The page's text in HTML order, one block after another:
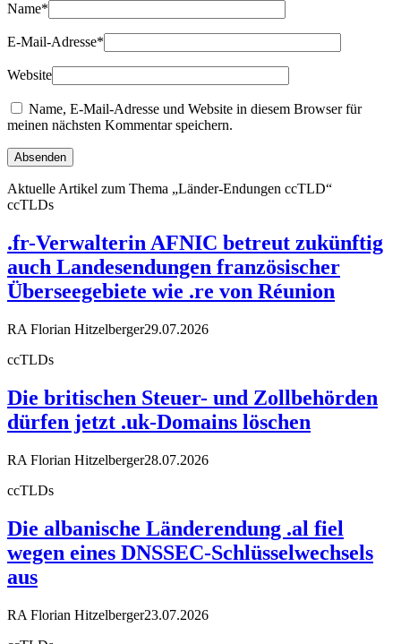
Name*
E-Mail-Adresse*
Website
Name, E-Mail-Adresse und Website in diesem Browser für
meinen nächsten Kommentar speichern.
Aktuelle Artikel zum Thema „Länder-Endungen ccTLD“
ccTLDs
.fr-Verwalterin AFNIC betreut zukünftig
auch Landesendungen französischer
Überseegebiete wie .re von Réunion
RA Florian Hitzelberger29.07.2026
ccTLDs
Die britischen Steuer- und Zollbehörden
dürfen jetzt .uk-Domains löschen
RA Florian Hitzelberger28.07.2026
ccTLDs
Die albanische Länderendung .al fiel
wegen eines DNSSEC-Schlüsselwechsels
aus
RA Florian Hitzelberger23.07.2026